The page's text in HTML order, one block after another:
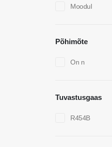
Moodul
Põhimõte
On n
Tuvastusgaas
R454B